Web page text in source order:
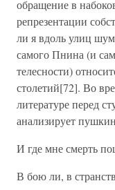
обращение в
репрезентации
ли я вдоль улиц
самого Пнина (и
телесности)
столетий[72]. Во
литературе перед
анализирует
И где мне смерть
В бою ли, в